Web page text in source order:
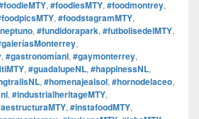
, #foodiesMTY, #foodmontrey,
, #foodstagramMTY,
, #fundidorapark, #futbolisedelMTY,
,
, #gastronomíanl, #gaymonterrey,
, #guadalupeNL, #happinessNL,
, #homenajealsol, #hornodelaceo,
, #industrialheritageMTY,
, #instafoodMTY,